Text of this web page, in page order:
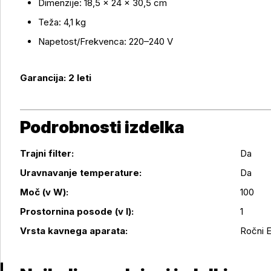
Dimenzije: 18,5 × 24 × 30,5 cm
Teža: 4,1 kg
Napetost/Frekvenca: 220–240 V
Garancija: 2 leti
Podrobnosti izdelka
Podrobnosti izdelka
Trajni filter:
Da
Uravnavanje temperature:
Da
Moč (v W):
100
Prostornina posode (v l):
1
Vrsta kavnega aparata:
Ročni